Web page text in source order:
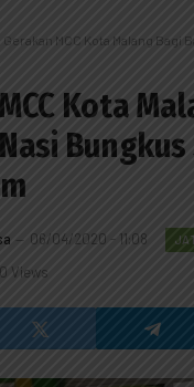
Gerakan MCC Kota Malang Bagi Bantuan
Kota
Bungkus
06/04/2020 - 11:08
0 Views